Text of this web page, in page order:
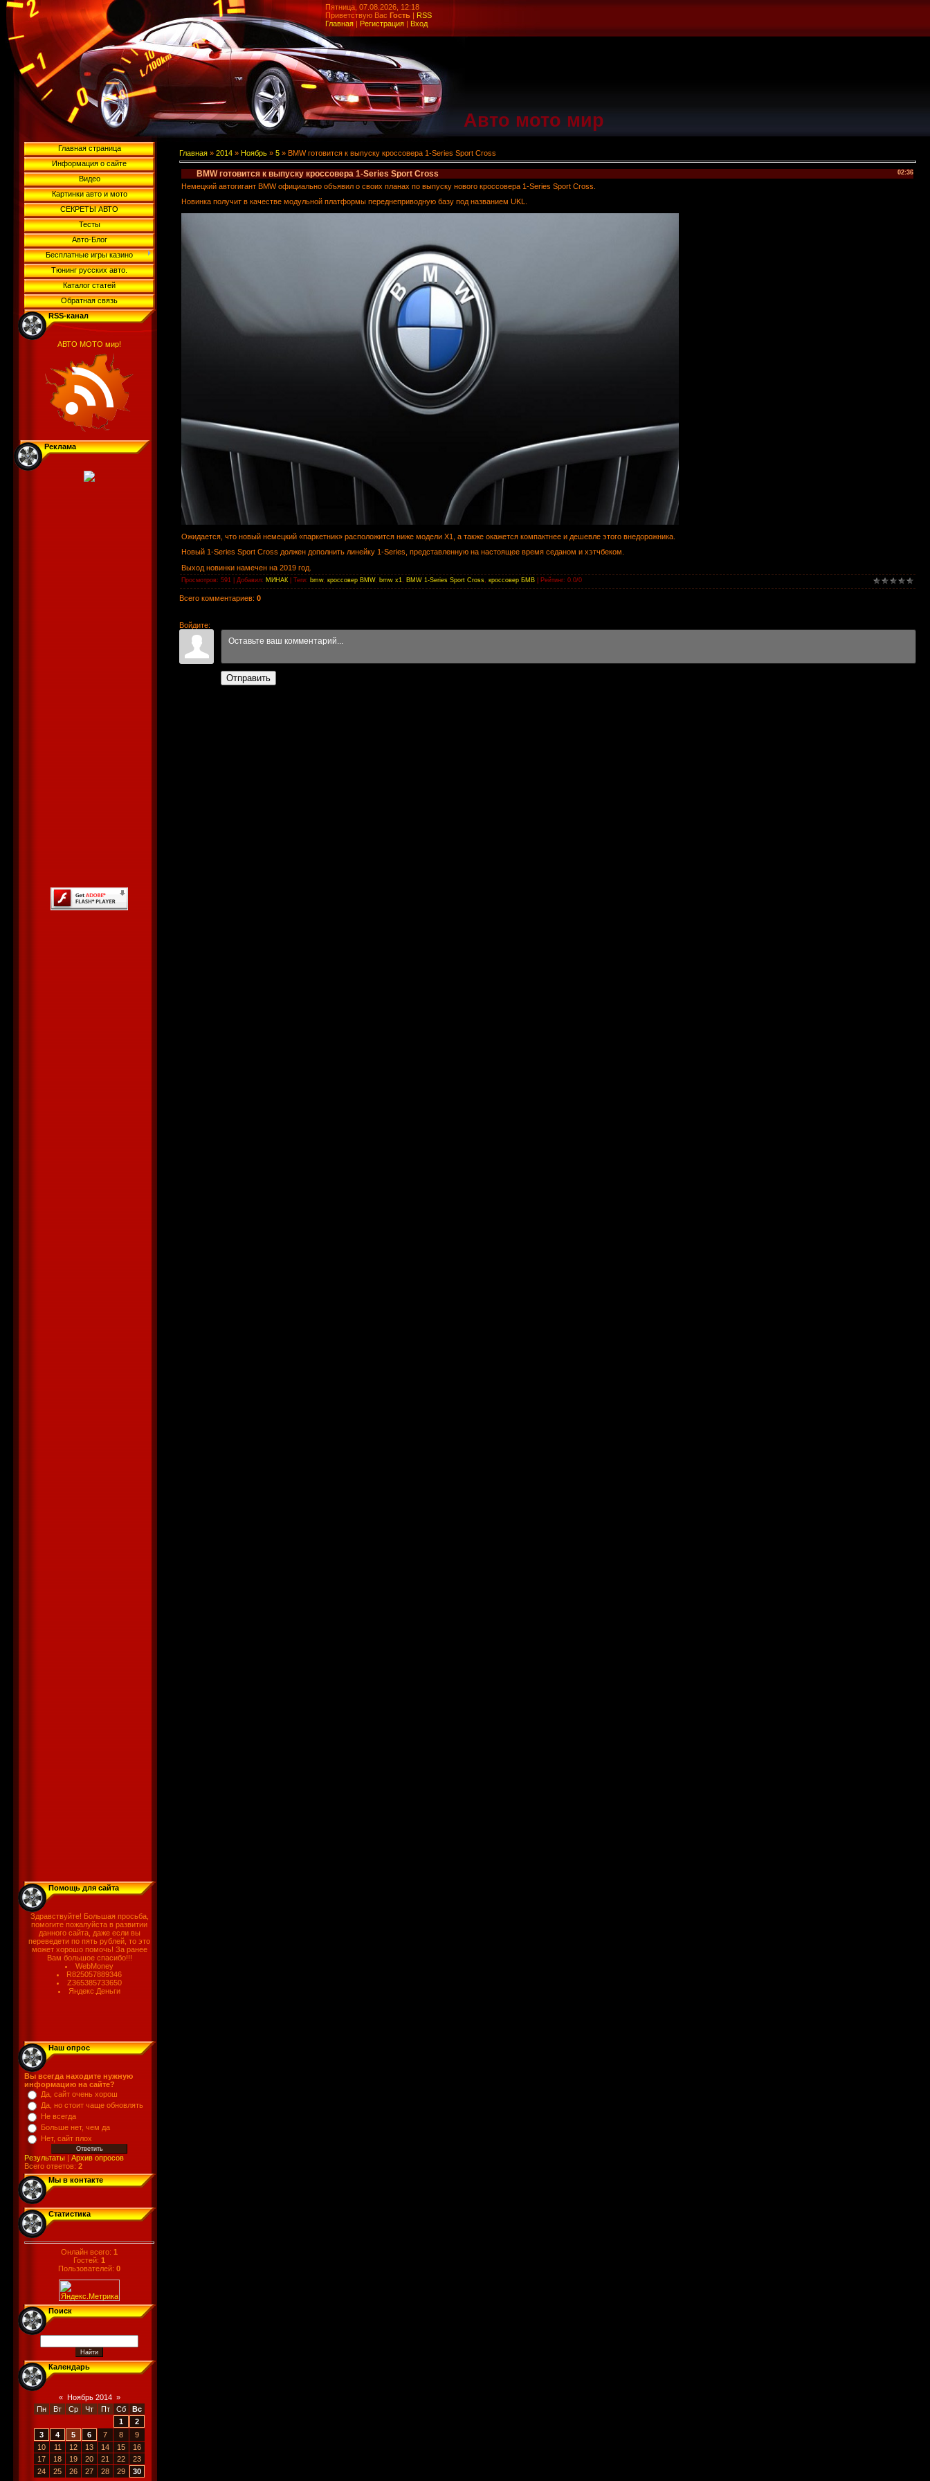
Пятница, 07.08.2026, 12:18
Приветствую Вас Гость | RSS
Главная | Регистрация | Вход
Авто мото мир
Главная страница
Информация о сайте
Видео
Картинки авто и мото
СЕКРЕТЫ АВТО
Тесты
Авто-Блог
Бесплатные игры казино
Тюнинг русских авто.
Каталог статей
Обратная связь
RSS-канал
АВТО МОТО мир!
Реклама
Помощь для сайта
Здравствуйте! Большая просьба,
помогите пожалуйста в развитии
данного сайта, даже если вы
переведети по пять рублей, то это
может хорошо помочь! За ранее
Вам большое спасибо!!!
WebMoney
R825057889346
Z365385733650
Яндекс.Деньги
Наш опрос
Вы всегда находите нужную
информацию на сайте?
Да, сайт очень хорош
Да, но стоит чаще обновлять
Не всегда
Больше нет, чем да
Нет, сайт плох
Результаты | Архив опросов
Всего ответов: 2
Мы в контакте
Статистика
Онлайн всего: 1
Гостей: 1
Пользователей: 0
Поиск
Календарь
« Ноябрь 2014 »
Пн
Вт Ср Чт Пт Сб
Вс
1
2
3
4 5 6 7 8
9
10
11 12 13 14 15
16
17
18 19 20 21 22
23
24
25 26 27 28 29 30
Главная » 2014 » Ноябрь » 5 » BMW готовится к выпуску кроссовера 1-Series Sport Cross
02:36
BMW готовится к выпуску кроссовера 1-Series Sport Cross
Немецкий автогигант BMW официально объявил о своих планах по выпуску нового кроссовера 1-Series Sport Cross.
Новинка получит в качестве модульной платформы переднеприводную базу под названием UKL.
Ожидается, что новый немецкий «паркетник» расположится ниже модели X1, а также окажется компактнее и дешевле этого внедорожника.
Новый 1-Series Sport Cross должен дополнить линейку 1-Series, представленную на настоящее время седаном и хэтчбеком.
Выход новинки намечен на 2019 год.
Просмотров: 591 | Добавил: МИНАК Теги: bmw, кроссовер BMW, bmw x1 BMW 1-Series Sport Cross кроссовер БМВ Рейтинг: 0.0/0
Всего комментариев: 0
Войдите:
Отправить